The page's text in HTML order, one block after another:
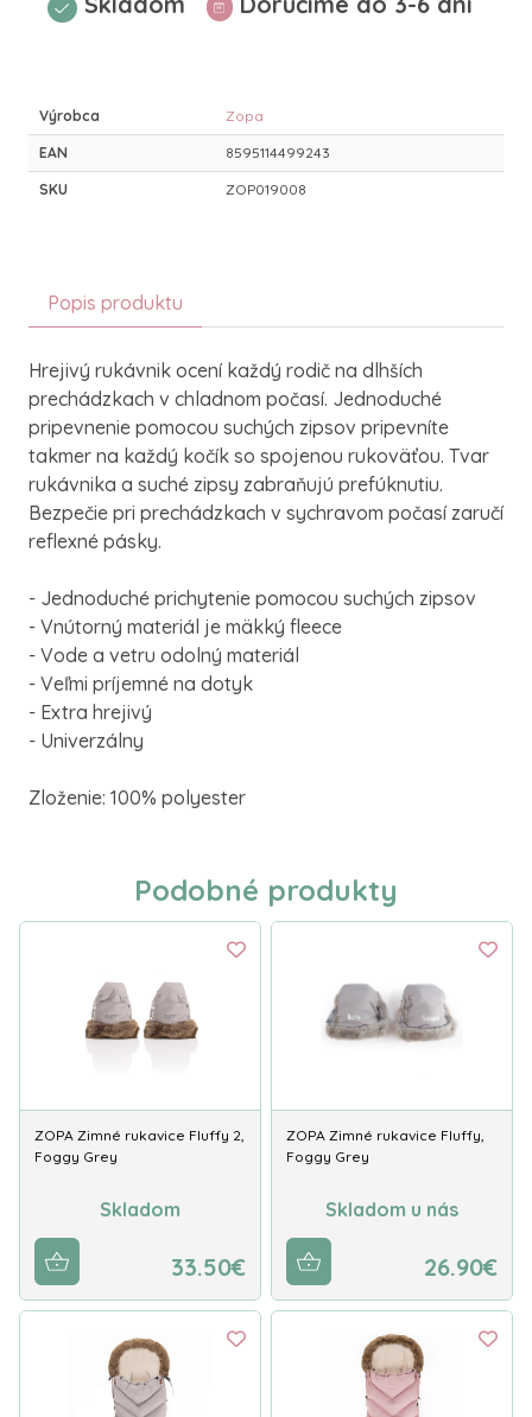
Výrobca Zopa
EAN 8595114499243
SKU ZOP019008
Popis produktu
Hrejivý rukávnik ocení každý rodič na dlhších
prechádzkach v chladnom počasí. Jednoduché
pripevnenie pomocou suchých zipsov pripevníte
takmer na každý kočík so spojenou rukoväťou. Tvar
rukávnika a suché zipsy zabraňujú prefúknutiu.
Bezpečie pri prechádzkach v sychravom počasí zaručí
reflexné pásky.
- Jednoduché prichytenie pomocou suchých zipsov
- Vnútorný materiál je mäkký fleece
- Vode a vetru odolný materiál
- Veľmi príjemné na dotyk
- Extra hrejivý
- Univerzálny
Zloženie: 100% polyester
Podobné produkty
ZOPA Zimné rukavice Fluffy 2,
Foggy Grey
Skladom
33.50€
ZOPA Zimné rukavice Fluffy,
Foggy Grey
Skladom u nás
26.90€